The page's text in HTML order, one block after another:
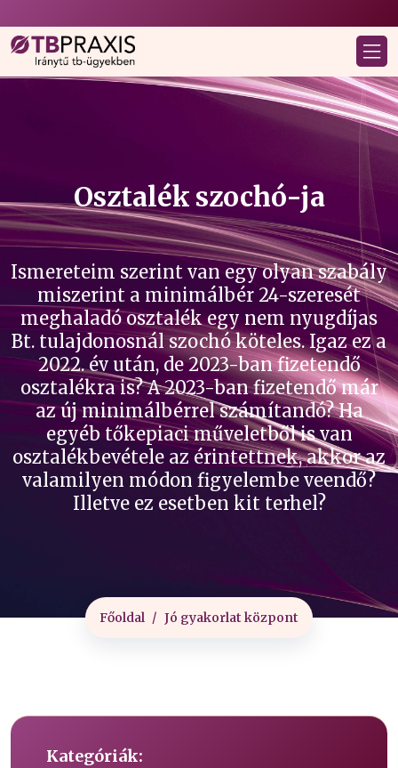
Osztalék szochó-ja
Ismereteim szerint van egy olyan szabály
miszerint a minimálbér 24-szeresét
meghaladó osztalék egy nem nyugdíjas
Bt. tulajdonosnál szochó köteles. Igaz ez a
2022. év után, de 2023-ban fizetendő
osztalékra is? A 2023-ban fizetendő már
az új minimálbérrel számítandó? Ha
egyéb tőkepiaci műveletből is van
osztalékbevétele az érintettnek, akkor az
valamilyen módon figyelembe veendő?
Illetve ez esetben kit terhel?
Főoldal Jó gyakorlat központ
Kategóriák: